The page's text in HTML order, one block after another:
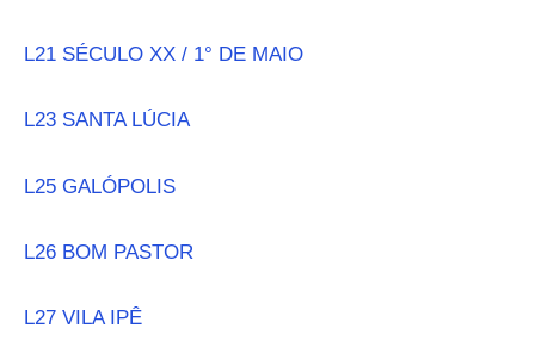
L21 SÉCULO XX / 1° DE MAIO
L23 SANTA LÚCIA
L25 GALÓPOLIS
L26 BOM PASTOR
L27 VILA IPÊ